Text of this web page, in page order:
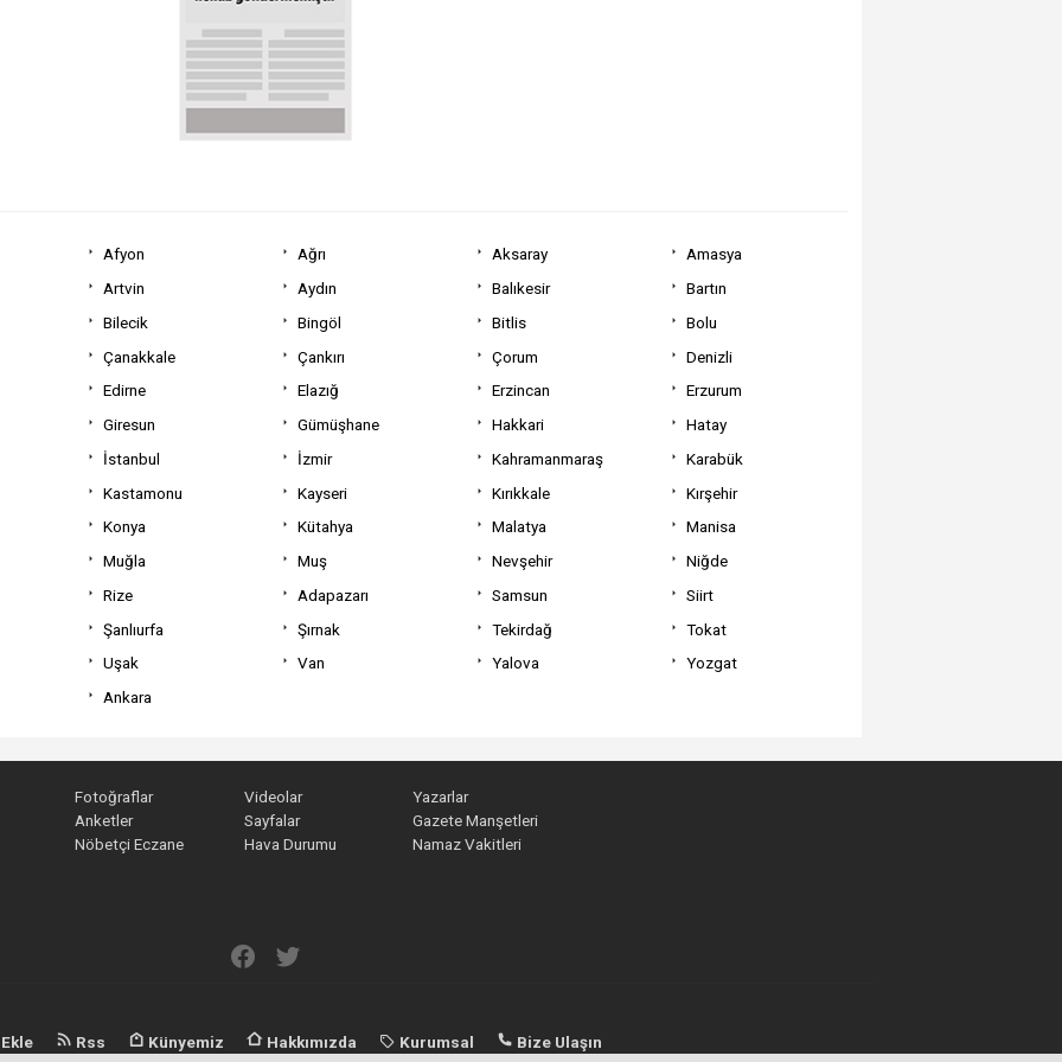
Afyon Ağrı Aksaray
Amasya
Artvin
Aydın Balıkesir
Bartın
Bilecik
Bingöl Bitlis
Bolu
Çanakkale
Çankırı Çorum
Denizli
Edirne
Elazığ Erzincan
Erzurum
Giresun
Gümüşhane Hakkari
Hatay
İstanbul
İzmir Kahramanmaraş
Karabük
Kastamonu
Kayseri Kırıkkale
Kırşehir
Konya
Kütahya Malatya
Manisa
Muğla
Muş Nevşehir
Niğde
Rize
Adapazarı Samsun
Siirt
Şanlıurfa
Şırnak Tekirdağ
Tokat
Uşak
Van Yalova
Yozgat
Ankara
Fotoğraflar Videolar
Yazarlar
Anketler
Sayfalar
Gazete Manşetleri
Nöbetçi Eczane
Hava Durumu Namaz Vakitleri
Rss Künyemiz Hakkımızda Kurumsal Bize Ulaşın